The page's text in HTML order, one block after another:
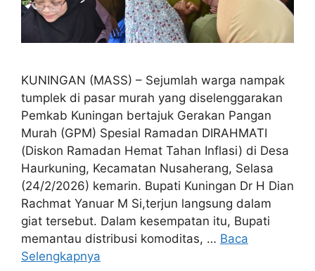
KUNINGAN (MASS) – Sejumlah warga nampak
tumplek di pasar murah yang diselenggarakan
Pemkab Kuningan bertajuk Gerakan Pangan
Murah (GPM) Spesial Ramadan DIRAHMATI
(Diskon Ramadan Hemat Tahan Inflasi) di Desa
Haurkuning, Kecamatan Nusaherang, Selasa
(24/2/2026) kemarin. Bupati Kuningan Dr H Dian
Rachmat Yanuar M Si,terjun langsung dalam
giat tersebut. Dalam kesempatan itu, Bupati
memantau distribusi komoditas, … Baca
Selengkapnya